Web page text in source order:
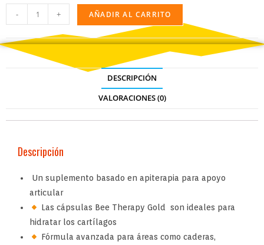
- + AÑADIR AL CARRITO
DESCRIPCIÓN
VALORACIONES (0)
Descripción
Un suplemento basado en apiterapia para apoyo
articular
Las cápsulas Bee Therapy Gold son ideales para
hidratar los cartílagos
Fórmula avanzada para áreas como caderas,